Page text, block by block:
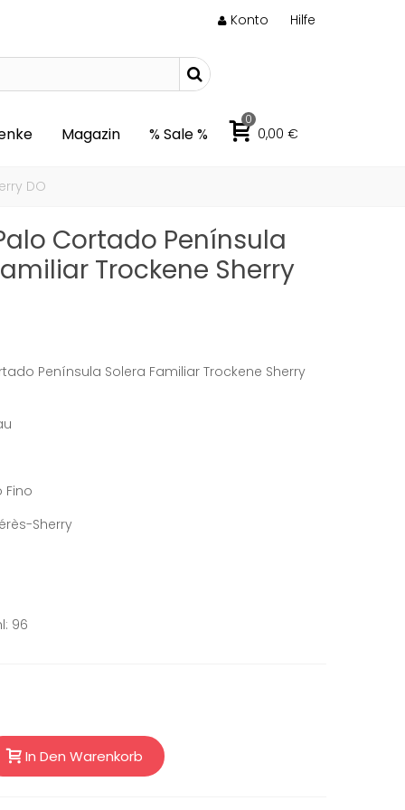
Konto Hilfe
Magazin % Sale %
0
0,00 €
DO
Cortado Península
Trockene Sherry
Península Solera Familiar Trockene Sherry
Fino
Sherry
96
In Den Warenkorb